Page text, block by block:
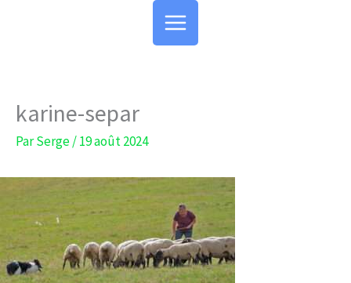
karine-separ
ParSerge/19 août 2024